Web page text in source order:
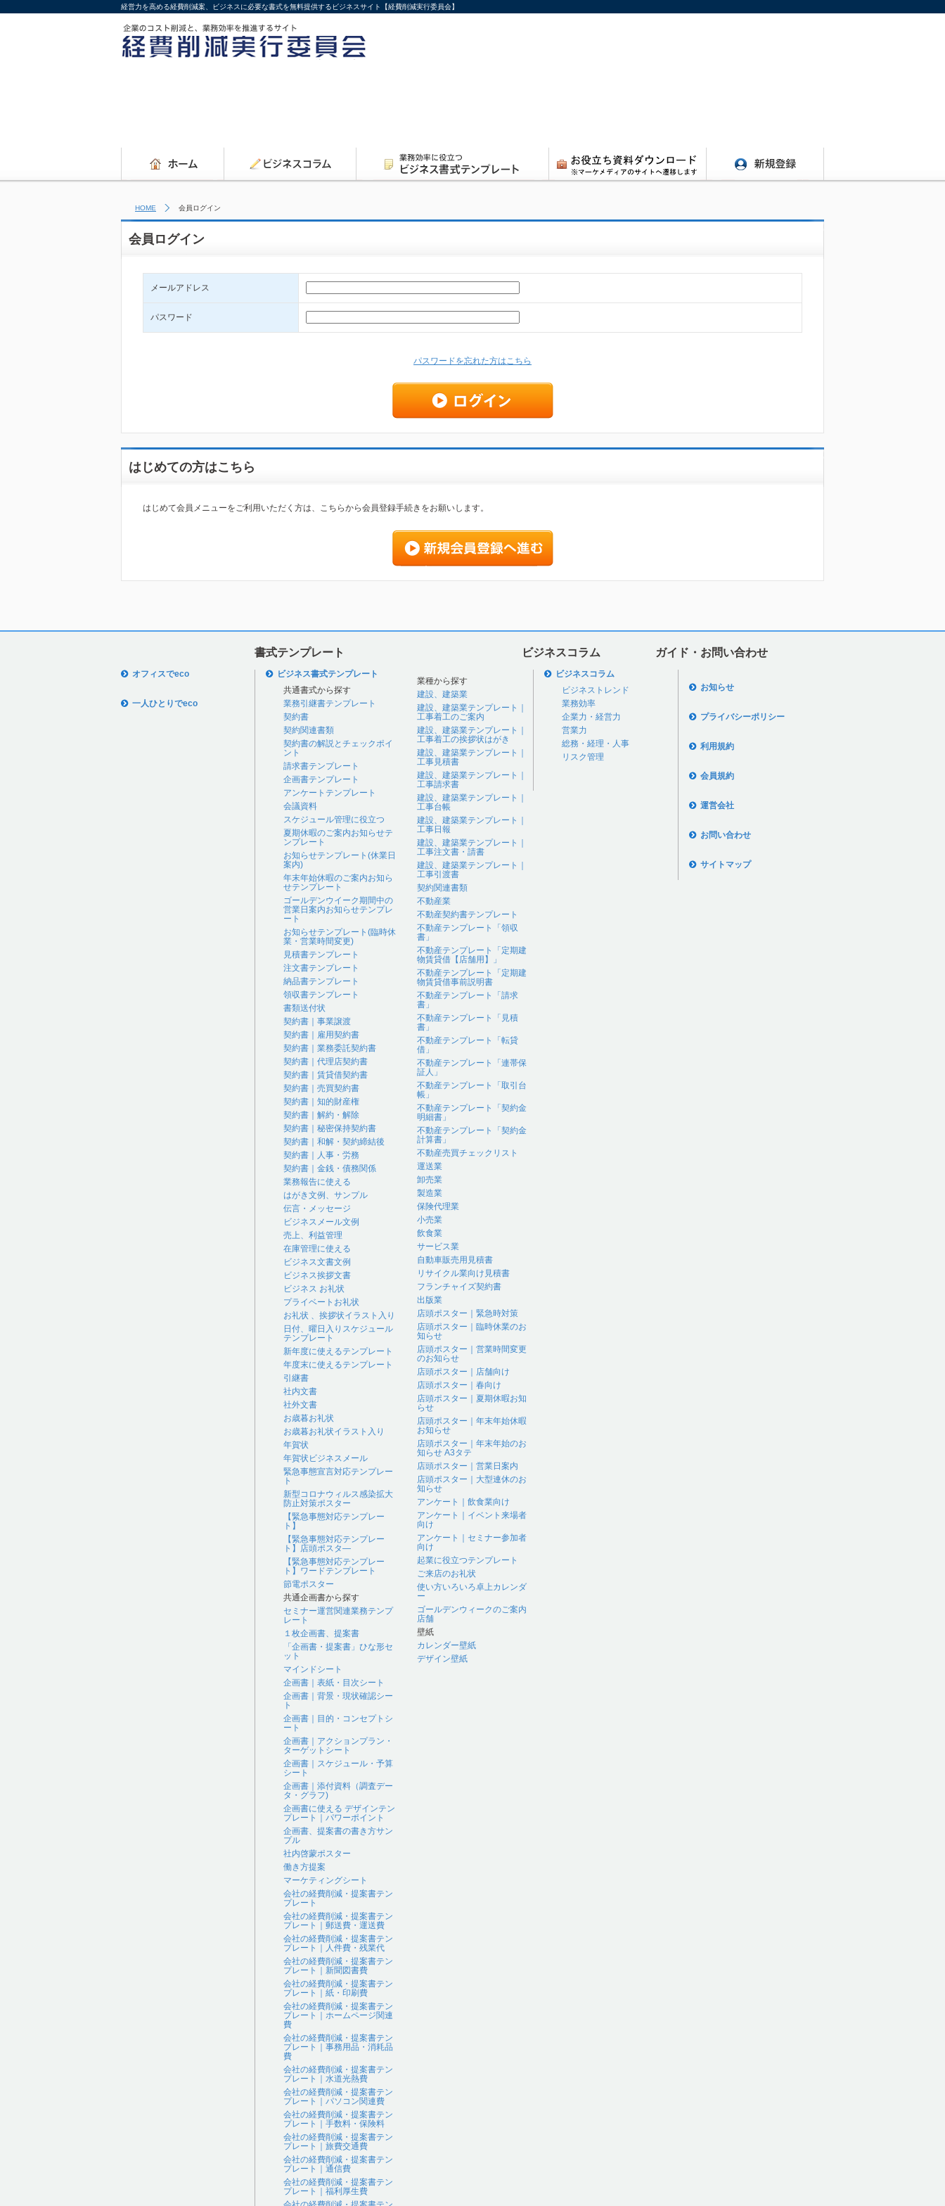
経営力を高める経費削減案、ビジネスに必要な書式を無料提供するビジネスサイト【経費削減実行委員会】
HOME 会員ログイン
会員ログイン
メールアドレス
パスワード
パスワードを忘れた方はこちら
はじめての方はこちら
はじめて会員メニューをご利用いただく方は、こちらから会員登録手続きをお願いします。
書式テンプレート ビジネスコラム ガイド・お問い合わせ
オフィスでeco
一人ひとりでeco
ビジネス書式テンプレート
共通書式から探す
業務引継書テンプレート
契約書
契約関連書類
契約書の解説とチェックポイ
ント
請求書テンプレート
企画書テンプレート
アンケートテンプレート
会議資料
スケジュール管理に役立つ
夏期休暇のご案内お知らせテ
ンプレート
お知らせテンプレート(休業日
案内)
年末年始休暇のご案内お知ら
せテンプレート
ゴールデンウイーク期間中の
営業日案内お知らせテンプレ
ート
お知らせテンプレート(臨時休
業・営業時間変更)
見積書テンプレート
注文書テンプレート
納品書テンプレート
領収書テンプレート
書類送付状
契約書｜事業譲渡
契約書｜雇用契約書
契約書｜業務委託契約書
契約書｜代理店契約書
契約書｜賃貸借契約書
契約書｜売買契約書
契約書｜知的財産権
契約書｜解約・解除
契約書｜秘密保持契約書
契約書｜和解・契約締結後
契約書｜人事・労務
契約書｜金銭・債務関係
業務報告に使える
はがき文例、サンプル
伝言・メッセージ
ビジネスメール文例
売上、利益管理
在庫管理に使える
ビジネス文書文例
ビジネス挨拶文書
ビジネス お礼状
プライベートお礼状
お礼状 、挨拶状イラスト入り
日付、曜日入りスケジュール
テンプレート
新年度に使えるテンプレート
年度末に使えるテンプレート
引継書
社内文書
社外文書
お歳暮お礼状
お歳暮お礼状イラスト入り
年賀状
年賀状ビジネスメール
緊急事態宣言対応テンプレー
ト
新型コロナウィルス感染拡大
防止対策ポスター
【緊急事態対応テンプレー
ト】
【緊急事態対応テンプレー
ト】店頭ポスタ―
【緊急事態対応テンプレー
ト】ワードテンプレート
節電ポスター
共通企画書から探す
セミナー運営関連業務テンプ
レート
１枚企画書、提案書
「企画書・提案書」ひな形セ
ット
マインドシート
企画書｜表紙・目次シート
企画書｜背景・現状確認シー
ト
企画書｜目的・コンセプトシ
ート
企画書｜アクションプラン・
ターゲットシート
企画書｜スケジュール・予算
シート
企画書｜添付資料（調査デー
タ・グラフ)
企画書に使える デザインテン
プレート｜パワーポイント
企画書、提案書の書き方サン
プル
社内啓蒙ポスター
働き方提案
マーケティングシート
会社の経費削減・提案書テン
プレート
会社の経費削減・提案書テン
プレート｜郵送費・運送費
会社の経費削減・提案書テン
プレート｜人件費・残業代
会社の経費削減・提案書テン
プレート｜新聞図書費
会社の経費削減・提案書テン
プレート｜紙・印刷費
会社の経費削減・提案書テン
プレート｜ホームページ関連
費
会社の経費削減・提案書テン
プレート｜事務用品・消耗品
費
会社の経費削減・提案書テン
プレート｜水道光熱費
会社の経費削減・提案書テン
プレート｜パソコン関連費
会社の経費削減・提案書テン
プレート｜手数料・保険料
会社の経費削減・提案書テン
プレート｜旅費交通費
会社の経費削減・提案書テン
プレート｜通信費
会社の経費削減・提案書テン
プレート｜福利厚生費
業種から探す
建設、建築業
建設、建築業テンプレート｜
工事着工のご案内
建設、建築業テンプレート｜
工事着工の挨拶状はがき
建設、建築業テンプレート｜
工事見積書
建設、建築業テンプレート｜
工事請求書
建設、建築業テンプレート｜
工事台帳
建設、建築業テンプレート｜
工事日報
建設、建築業テンプレート｜
工事注文書・請書
建設、建築業テンプレート｜
工事引渡書
契約関連書類
不動産業
不動産契約書テンプレート
不動産テンプレート「領収
書」
不動産テンプレート「定期建
物賃貸借【店舗用】」
不動産テンプレート「定期建
物賃貸借事前説明書
不動産テンプレート「請求
書」
不動産テンプレート「見積
書」
不動産テンプレート「転貸
借」
不動産テンプレート「連帯保
証人」
不動産テンプレート「取引台
帳」
不動産テンプレート「契約金
明細書」
不動産テンプレート「契約金
計算書」
不動産売買チェックリスト
運送業
卸売業
製造業
保険代理業
小売業
飲食業
サービス業
自動車販売用見積書
リサイクル業向け見積書
フランチャイズ契約書
出版業
店頭ポスター｜緊急時対策
店頭ポスター｜臨時休業のお
知らせ
店頭ポスター｜営業時間変更
のお知らせ
店頭ポスター｜店舗向け
店頭ポスター｜春向け
店頭ポスター｜夏期休暇お知
らせ
店頭ポスター｜年末年始休暇
お知らせ
店頭ポスター｜年末年始のお
知らせ A3タテ
店頭ポスター｜営業日案内
店頭ポスター｜大型連休のお
知らせ
アンケート｜飲食業向け
アンケート｜イベント来場者
向け
アンケート｜セミナー参加者
向け
起業に役立つテンプレート
ご来店のお礼状
使い方いろいろ卓上カレンダ
ー
ゴールデンウィークのご案内
店舗
壁紙
カレンダー壁紙
デザイン壁紙
ビジネスコラム
ビジネストレンド
業務効率
企業力・経営力
営業力
総務・経理・人事
リスク管理
お知らせ
プライバシーポリシー
利用規約
会員規約
運営会社
お問い合わせ
サイトマップ